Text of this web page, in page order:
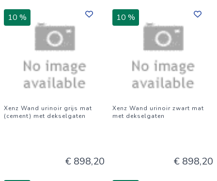
10 %
Xenz Wand urinoir grijs mat
(cement) met dekselgaten
€ 898,20
10 %
Xenz Wand urinoir zwart mat
met dekselgaten
€ 898,20